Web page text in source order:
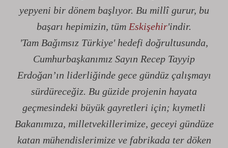
yepyeni bir dönem başlıyor. Bu millî gurur, bu
başarı hepimizin, tüm Eskişehir'indir.
'Tam Bağımsız Türkiye' hedefi doğrultusunda,
Cumhurbaşkanımız Sayın Recep Tayyip
Erdoğan’ın liderliğinde gece gündüz çalışmayı
sürdüreceğiz. Bu güzide projenin hayata
geçmesindeki büyük gayretleri için; kıymetli
Bakanımıza, milletvekillerimize, geceyi gündüze
katan mühendislerimize ve fabrikada ter döken